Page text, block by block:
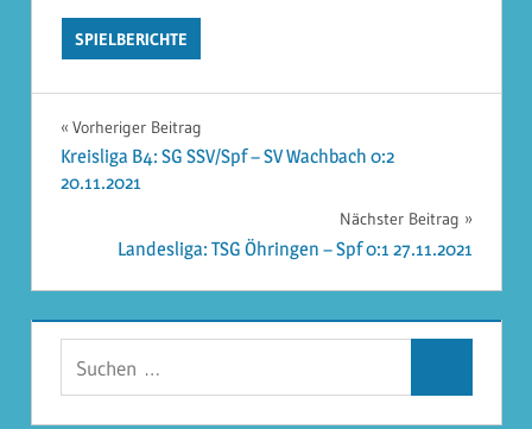
SPIELBERICHTE
Beitragsnavigation
Vorheriger Beitrag
Kreisliga B4: SG SSV/Spf – SV Wachbach 0:2
20.11.2021
Nächster Beitrag
Landesliga: TSG Öhringen – Spf 0:1 27.11.2021